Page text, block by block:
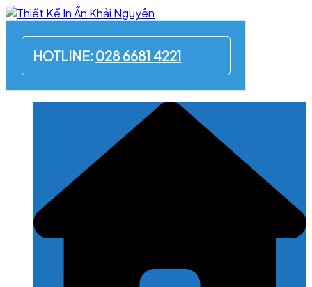
Skip
content
HOTLINE:028 6681 4221